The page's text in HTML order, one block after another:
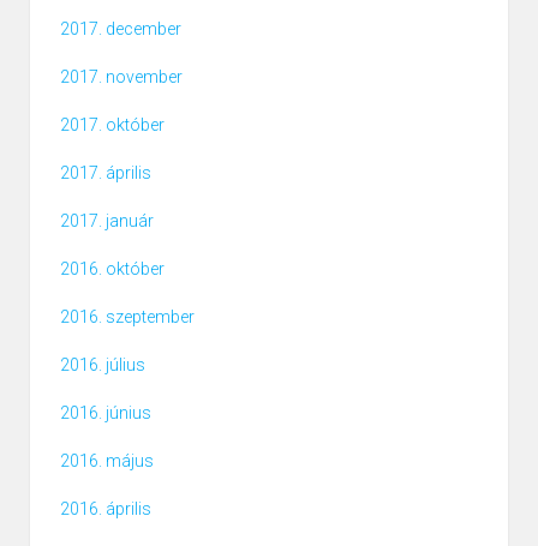
2017. december
2017. november
2017. október
2017. április
2017. január
2016. október
2016. szeptember
2016. július
2016. június
2016. május
2016. április